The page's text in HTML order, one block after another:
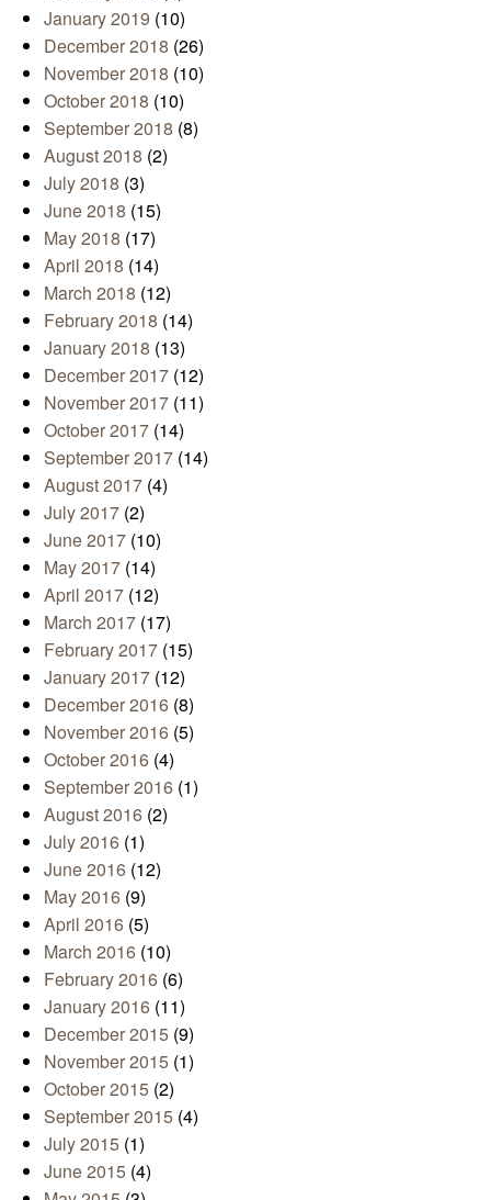
January 2019 (10)
December 2018 (26)
November 2018 (10)
October 2018 (10)
September 2018 (8)
August 2018 (2)
July 2018 (3)
June 2018 (15)
May 2018 (17)
April 2018 (14)
March 2018 (12)
February 2018 (14)
January 2018 (13)
December 2017 (12)
November 2017 (11)
October 2017 (14)
September 2017 (14)
August 2017 (4)
July 2017 (2)
June 2017 (10)
May 2017 (14)
April 2017 (12)
March 2017 (17)
February 2017 (15)
January 2017 (12)
December 2016 (8)
November 2016 (5)
October 2016 (4)
September 2016 (1)
August 2016 (2)
July 2016 (1)
June 2016 (12)
May 2016 (9)
April 2016 (5)
March 2016 (10)
February 2016 (6)
January 2016 (11)
December 2015 (9)
November 2015 (1)
October 2015 (2)
September 2015 (4)
July 2015 (1)
June 2015 (4)